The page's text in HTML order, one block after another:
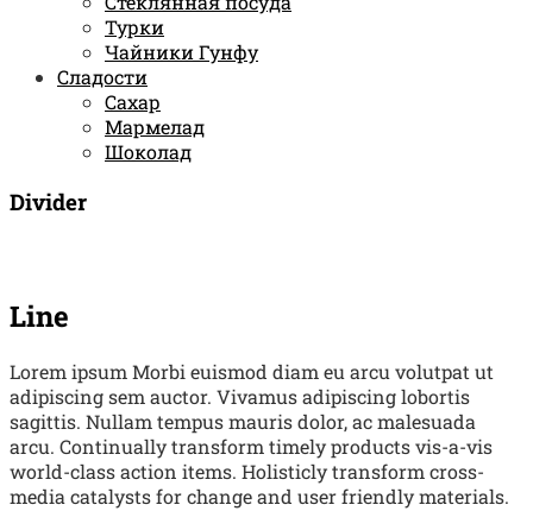
Турки
Чайники Гунфу
Сладости
Сахар
Мармелад
Шоколад
Divider
Line
Lorem ipsum Morbi euismod diam eu arcu volutpat ut
adipiscing sem auctor. Vivamus adipiscing lobortis
sagittis. Nullam tempus mauris dolor, ac malesuada
arcu. Continually transform timely products vis-a-vis
world-class action items. Holisticly transform cross-
media catalysts for change and user friendly materials.